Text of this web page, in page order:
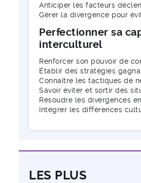
Anticiper les facteurs
Gérer la divergence pour
Perfectionner sa
interculturel
Renforcer son pouvoir de
Établir des stratégies
Connaître les tactiques de
Savoir éviter et sortir des
Résoudre les divergences
Intégrer les différences
LES PLUS